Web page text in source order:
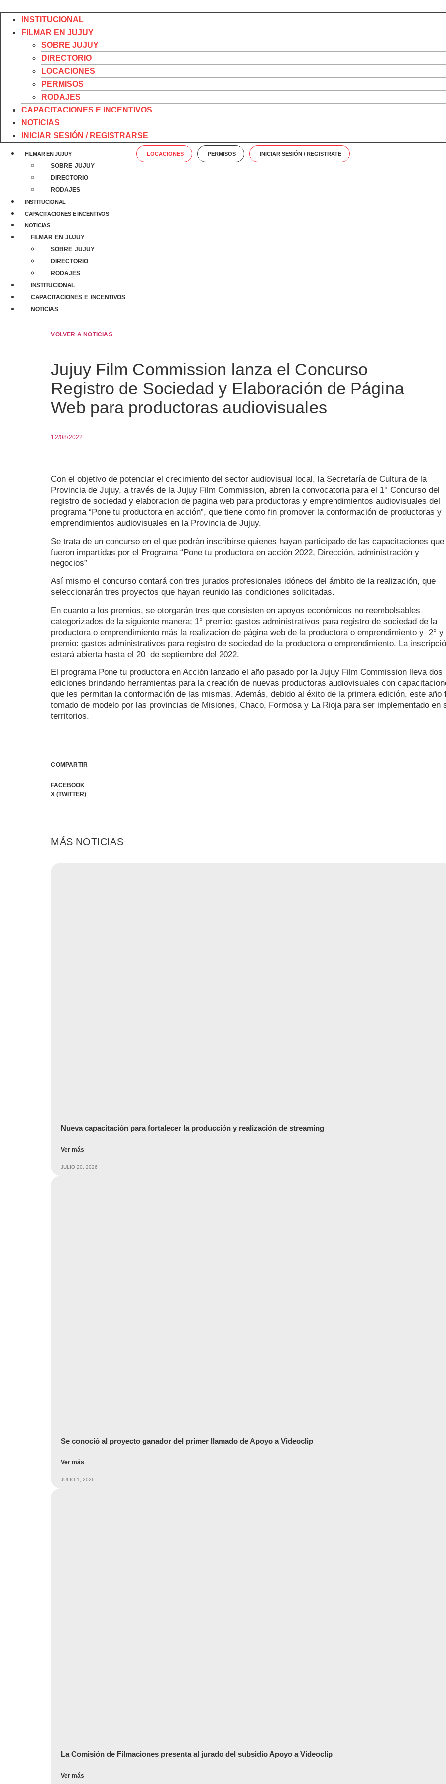
contenido
INSTITUCIONAL
FILMAR EN JUJUY
SOBRE JUJUY
DIRECTORIO
LOCACIONES
PERMISOS
RODAJES
CAPACITACIONES E INCENTIVOS
NOTICIAS
INICIAR SESIÓN / REGISTRARSE
FILMAR EN JUJUY
SOBRE JUJUY
DIRECTORIO
RODAJES
INSTITUCIONAL
CAPACITACIONES E INCENTIVOS
NOTICIAS
FILMAR EN JUJUY
SOBRE JUJUY
DIRECTORIO
RODAJES
INSTITUCIONAL
CAPACITACIONES E INCENTIVOS
NOTICIAS
LOCACIONES PERMISOS INICIAR SESIÓN / REGISTRATE
VOLVER A NOTICIAS
Jujuy Film Commission lanza el Concurso
Registro de Sociedad y Elaboración de Página
Web para productoras audiovisuales
12/08/2022
Con el objetivo de potenciar el crecimiento del sector audiovisual local, la Secretaría de Cultura de la
Provincia de Jujuy, a través de la Jujuy Film Commission, abren la convocatoria para el 1° Concurso del
registro de sociedad y elaboracion de pagina web para productoras y emprendimientos audiovisuales del
programa “Pone tu productora en acción”, que tiene como fin promover la conformación de productoras y
emprendimientos audiovisuales en la Provincia de Jujuy.
Se trata de un concurso en el que podrán inscribirse quienes hayan participado de las capacitaciones que
fueron impartidas por el Programa “Pone tu productora en acción 2022, Dirección, administración y
negocios”
Así mismo el concurso contará con tres jurados profesionales idóneos del ámbito de la realización, que
seleccionarán tres proyectos que hayan reunido las condiciones solicitadas.
En cuanto a los premios, se otorgarán tres que consisten en apoyos económicos no reembolsables
categorizados de la siguiente manera; 1° premio: gastos administrativos para registro de sociedad de la
productora o emprendimiento más la realización de página web de la productora o emprendimiento y 2° y
premio: gastos administrativos para registro de sociedad de la productora o emprendimiento. La
estará abierta hasta el 20 de septiembre del 2022.
El programa Pone tu productora en Acción lanzado el año pasado por la Jujuy Film Commission lleva dos
ediciones brindando herramientas para la creación de nuevas productoras audiovisuales con
que les permitan la conformación de las mismas. Además, debido al éxito de la primera edición, este año
tomado de modelo por las provincias de Misiones, Chaco, Formosa y La Rioja para ser implementado en
territorios.
COMPARTIR
FACEBOOK
X (TWITTER)
MÁS NOTICIAS
Nueva capacitación para fortalecer la producción y realización de streaming
Ver más
JULIO 20, 2026
Se conoció al proyecto ganador del primer llamado de Apoyo a Videoclip
Ver más
JULIO 1, 2026
La Comisión de Filmaciones presenta al jurado del subsidio Apoyo a Videoclip
Ver más